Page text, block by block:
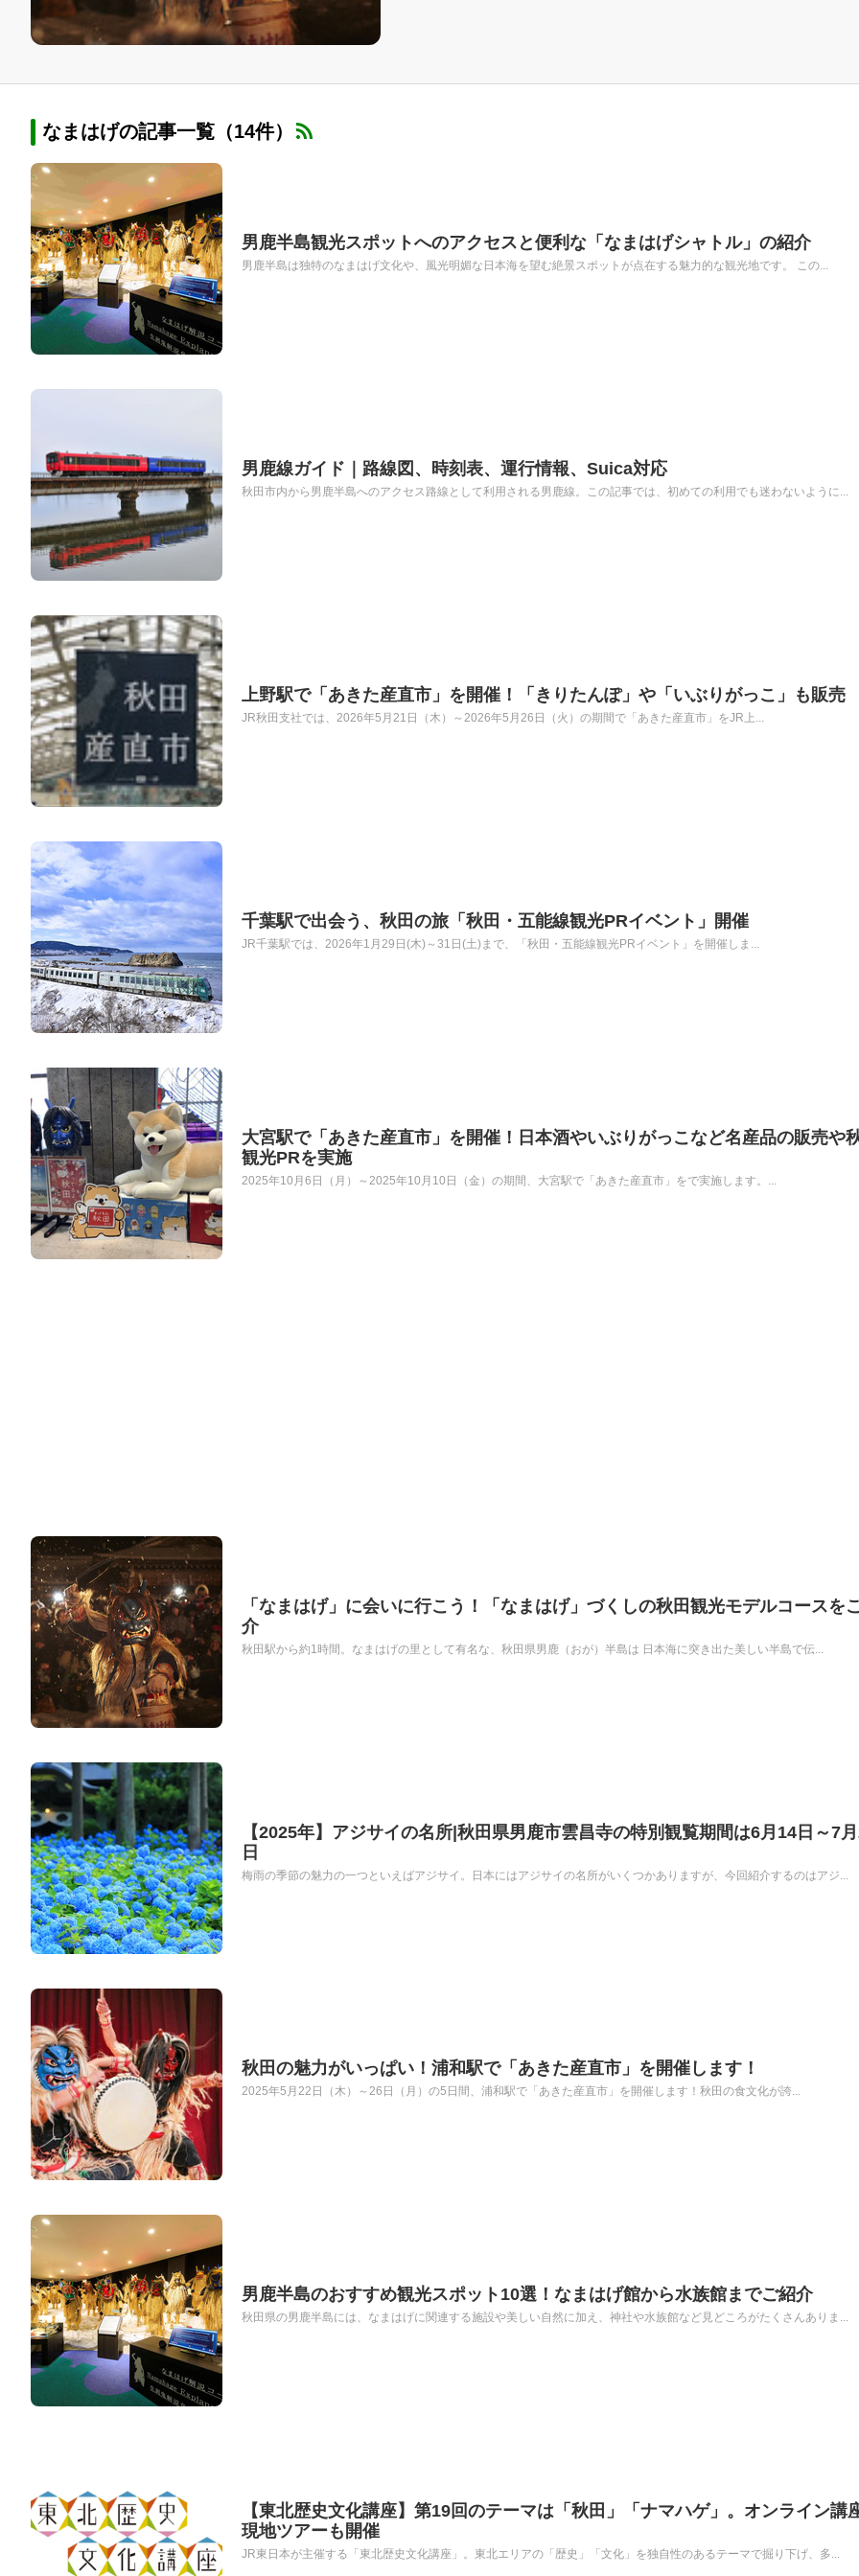
なまはげの記事一覧（14件）
男鹿半島観光スポットへのアクセスと便利な「なまはげシャトル」の紹介
男鹿半島は独特のなまはげ文化や、風光明媚な日本海を望む絶景スポットが点在する魅力的な観光地です。 この...
男鹿線ガイド｜路線図、時刻表、運行情報、Suica対応
秋田市内から男鹿半島へのアクセス路線として利用される男鹿線。この記事では、初めての利用でも迷わないように...
上野駅で「あきた産直市」を開催！「きりたんぽ」や「いぶりがっこ」も販売
JR秋田支社では、2026年5月21日（木）～2026年5月26日（火）の期間で「あきた産直市」をJR上...
千葉駅で出会う、秋田の旅「秋田・五能線観光PRイベント」開催
JR千葉駅では、2026年1月29日(木)～31日(土)まで、「秋田・五能線観光PRイベント」を開催しま...
大宮駅で「あきた産直市」を開催！日本酒やいぶりがっこなど名産品の販売や
観光PRを実施
2025年10月6日（月）～2025年10月10日（金）の期間、大宮駅で「あきた産直市」をで実施します。...
「なまはげ」に会いに行こう！「なまはげ」づくしの秋田観光モデルコースを
介
秋田駅から約1時間。なまはげの里として有名な、秋田県男鹿（おが）半島は 日本海に突き出た美しい半島で伝...
【2025年】アジサイの名所|秋田県男鹿市雲昌寺の特別観覧期間は6月14日～7
日
梅雨の季節の魅力の一つといえばアジサイ。日本にはアジサイの名所がいくつかありますが、今回紹介するのはアジ...
秋田の魅力がいっぱい！浦和駅で「あきた産直市」を開催します！
2025年5月22日（木）～26日（月）の5日間、浦和駅で「あきた産直市」を開催します！秋田の食文化が誇...
男鹿半島のおすすめ観光スポット10選！なまはげ館から水族館までご紹介
秋田県の男鹿半島には、なまはげに関連する施設や美しい自然に加え、神社や水族館など見どころがたくさんありま...
【東北歴史文化講座】第19回のテーマは「秋田」「ナマハゲ」。オンライン講
現地ツアーも開催
JR東日本が主催する「東北歴史文化講座」。東北エリアの「歴史」「文化」を独自性のあるテーマで掘り下げ、多...